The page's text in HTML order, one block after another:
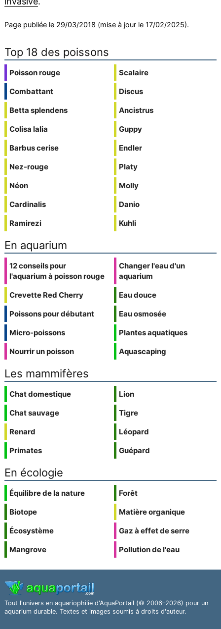
Page publiée le 29/03/2018 (mise à jour le 17/02/2025).
Top 18 des poissons
Poisson rouge
Combattant
Betta splendens
Colisa lalia
Barbus cerise
Nez-rouge
Néon
Cardinalis
Ramirezi
Scalaire
Discus
Ancistrus
Guppy
Endler
Platy
Molly
Danio
Kuhli
En aquarium
12 conseils pour
l'aquarium à poisson rouge
Crevette Red Cherry
Poissons pour débutant
Micro-poissons
Nourrir un poisson
Changer l'eau d'un
aquarium
Eau douce
Eau osmosée
Plantes aquatiques
Aquascaping
Les mammifères
Chat domestique
Chat sauvage
Renard
Primates
Lion
Tigre
Léopard
Guépard
En écologie
Équilibre de la nature
Biotope
Écosystème
Mangrove
Forêt
Matière organique
Gaz à effet de serre
Pollution de l'eau
Tout l'univers en aquariophilie d'AquaPortail (© 2006–2026) pour un
aquarium durable. Textes et images soumis à droits d'auteur.